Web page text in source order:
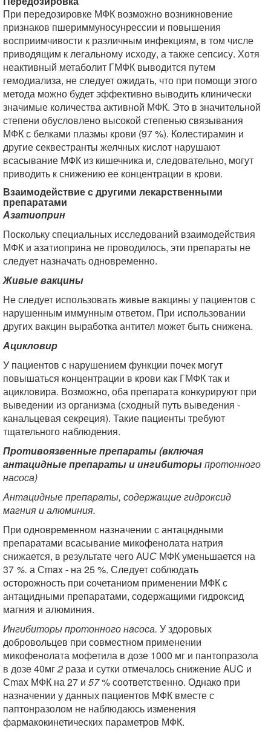
При передозировке МФК возможно возникновение
признаков пшериммуносунрессии и повышения
восприимчивости к различным инфекциям, в том числе
приводящим к легальному исходу, а также сепсису. Хотя
неактивный метаболит ГМФК выводится путем
гемодиализа, не следует ожидать, что при помощи этого
метода можно будет эффективно выводить клинически
значимые количества активной МФК. Это в значительной
степени обусловлено высокой степенью связывания
МФК с белками плазмы крови (97 %). Колестирамин и
другие секвестранты желчных кислот нарушают
всасывание МФК из кишечника и, следовательно, могут
приводить к снижению ее концентрации в крови.
Взаимодействие с другими лекарственными
препаратами
Азатиоприн
Поскольку специальных исследований взаимодействия
МФК и азатиоприна не проводилось, эти препараты не
следует назначать одновременно.
Живые вакцины
Не следует использовать живые вакцины у пациентов с
нарушенным иммунным ответом. При использовании
других вакцин выработка антител может быть снижена.
Ацикловир
У пациентов с нарушением функции почек могут
повышаться концентрации в крови как ГМФК так и
ацикловира. Возможно, оба препарата конкурируют при
выведении из организма (сходный путь выведения -
канальцевая секреция). Такие пациенты требуют
тщательного наблюдения.
Противоязвенные препараты (включая
антацидные препараты и ингибиторыпротонного
насоса)
Антацидные препараты, содержащие гидроксид
магния и алюминия.
При одновременном назначении с антацндными
препаратами всасывание микофенолата натрия
снижается, в результате чего AUС МФК уменьшается на
37 %. а Сmax - на 25 %. Следует соблюдать
осторожность при cочетаниом применении МФК с
антацидными препаратами, содержащими гидроксид
магния и алюминия.
Ингибиторыпротонного насоса. У здоровых
добровольцев при совместном применении
микофенолата мофетила в дозе 1000 мг и пантопразола
в дозе 40мг2 раза и сутки отмечалось снижение AUC и
Сmax МФК на 27 и 57% соответственно. Однако при
назначении у данных пациентов МФК вместе с
паптонразолом не наблюдаюсь изменения
фармакокинетических параметров МФК.